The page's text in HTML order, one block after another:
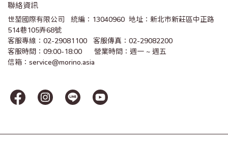
聯絡資訊
世堃國際有限公司   統編：13040960  地址：新北市新莊區中正路
514巷105弄68號
客服專線：02-29081100   客服傳真：02-29082200
客服時間：09:00-18:00      營業時間：週一 ~ 週五
信箱：service@morino.asia